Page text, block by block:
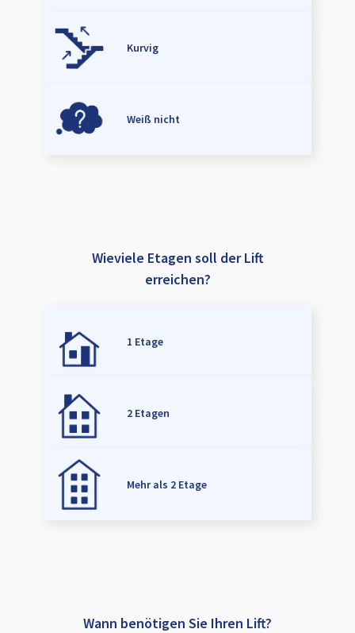
Kurvig
Weiß nicht
Wieviele Etagen soll der Lift
erreichen?
1 Etage
2 Etagen
Mehr als 2 Etage
Wann benötigen Sie Ihren Lift?